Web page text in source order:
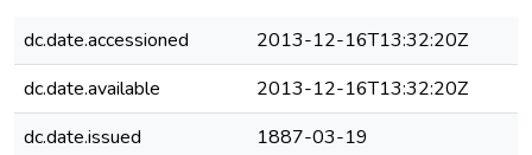
dc.date.accessioned
2013-12-16T13:32:20Z
dc.date.available
2013-12-16T13:32:20Z
dc.date.issued
1887-03-19